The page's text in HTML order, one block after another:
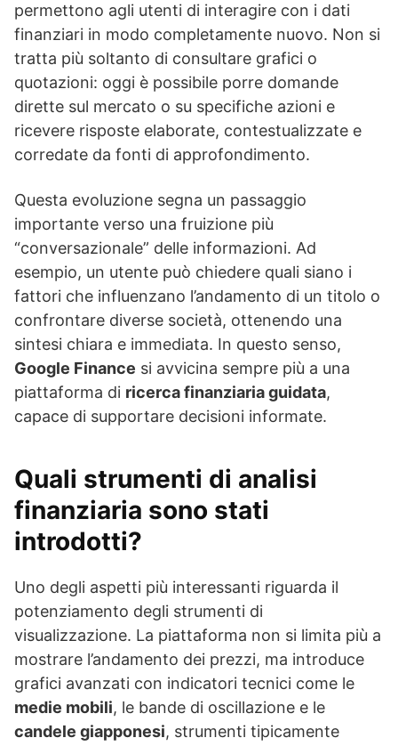
permettono agli utenti di interagire con i dati
finanziari in modo completamente nuovo. Non si
tratta più soltanto di consultare grafici o
quotazioni: oggi è possibile porre domande
dirette sul mercato o su specifiche azioni e
ricevere risposte elaborate, contestualizzate e
corredate da fonti di approfondimento.
Questa evoluzione segna un passaggio
importante verso una fruizione più
“conversazionale” delle informazioni. Ad
esempio, un utente può chiedere quali siano i
fattori che influenzano l’andamento di un titolo o
confrontare diverse società, ottenendo una
sintesi chiara e immediata. In questo senso,
Google Finance si avvicina sempre più a una
piattaforma di ricerca finanziaria guidata,
capace di supportare decisioni informate.
Quali strumenti di analisi
finanziaria sono stati
introdotti?
Uno degli aspetti più interessanti riguarda il
potenziamento degli strumenti di
visualizzazione. La piattaforma non si limita più a
mostrare l’andamento dei prezzi, ma introduce
grafici avanzati con indicatori tecnici come le
medie mobili, le bande di oscillazione e le
candele giapponesi, strumenti tipicamente